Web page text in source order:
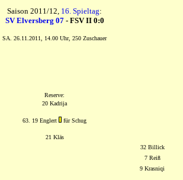
Saison 2011/12, 16. Spieltag:
SV Elversberg 07- FSV II 0:0
SA. 26.11.2011, 14.00 Uhr, 250 Zuschauer
Reserve:
20 Kadrija
63. 19 Englert für Schug
21 Kläs
32 Billick
7 Reiß
9 Krasniqi